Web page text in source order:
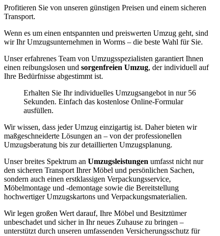
Profitieren Sie von unseren günstigen Preisen und einem sicheren
Transport.
Wenn es um einen entspannten und preiswerten Umzug geht, sind
wir Ihr Umzugsunternehmen in Worms – die beste Wahl für Sie.
Unser erfahrenes Team von Umzugsspezialisten garantiert Ihnen
einen reibungslosen und sorgenfreien Umzug, der individuell auf
Ihre Bedürfnisse abgestimmt ist.
Erhalten Sie Ihr individuelles Umzugsangebot in nur 56
Sekunden. Einfach das kostenlose Online-Formular
ausfüllen.
Wir wissen, dass jeder Umzug einzigartig ist. Daher bieten wir
maßgeschneiderte Lösungen an – von der professionellen
Umzugsberatung bis zur detaillierten Umzugsplanung.
Unser breites Spektrum an Umzugsleistungen umfasst nicht nur
den sicheren Transport Ihrer Möbel und persönlichen Sachen,
sondern auch einen erstklassigen Verpackungsservice,
Möbelmontage und -demontage sowie die Bereitstellung
hochwertiger Umzugskartons und Verpackungsmaterialien.
Wir legen großen Wert darauf, Ihre Möbel und Besitztümer
unbeschadet und sicher in Ihr neues Zuhause zu bringen –
unterstützt durch unseren umfassenden Versicherungsschutz für